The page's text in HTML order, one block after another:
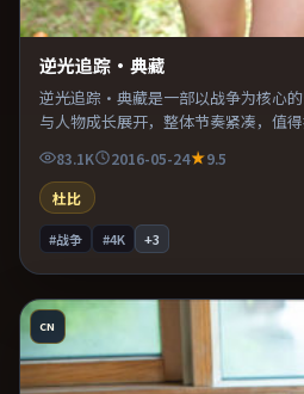
逆光追踪·典藏
逆光追踪·典藏是一部以战争为核心
与人物成长展开，整体节奏紧凑，值得
83.1K 2016-05-24
9.5
杜比
#战争 #4K +3
CN